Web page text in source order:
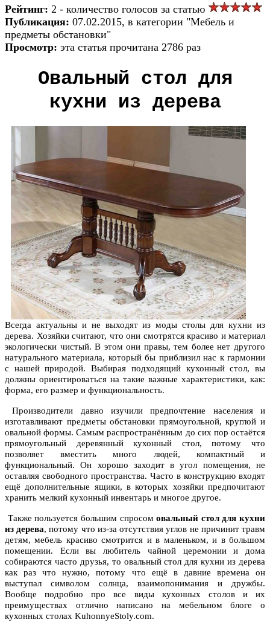
Рейтинг: 2 - количество голосов за статью
Публикация: 07.02.2015, в категории "Мебель и
предметы обстановки"
Просмотр: эта статья прочитана 2786 раз
Овальный стол для
кухни из дерева
Всегда актуальны и не выходят из моды столы для кухни из
дерева. Хозяйки считают, что они смотрятся красиво и материал
экологически чистый. В этом они правы, тем более нет другого
натурального материала, который бы приблизил нас к гармонии
с нашей природой. Выбирая подходящий кухонный стол, вы
должны ориентироваться на такие важные характеристики, как:
форма, его размер и функциональность.
Производители давно изучили предпочтение населения и
изготавливают предметы обстановки прямоугольной, круглой и
овальной формы. Самым распространённым до сих пор остаётся
прямоугольный деревянный кухонный стол, потому что
позволяет вместить много людей, компактный и
функциональный. Он хорошо заходит в угол помещения, не
оставляя свободного пространства. Часто в конструкцию входят
ещё дополнительные ящики, в которых хозяйки предпочитают
хранить мелкий кухонный инвентарь и многое другое.
Также пользуется большим спросомовальный стол для кухни
из дерева, потому что из-за отсутствия углов не причинит травм
детям, мебель красиво смотрится и в маленьком, и в большом
помещении. Если вы любитель чайной церемонии и дома
собираются часто друзья, то овальный стол для кухни из дерева
как раз что нужно, потому что ещё в давние времена он
выступал символом солнца, взаимопонимания и дружбы.
Вообще подробно про все виды кухонных столов и их
преимуществах отлично написано на мебельном блоге о
кухонных столах KuhonnyeStoly.com.